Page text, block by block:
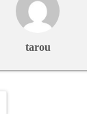
tarou